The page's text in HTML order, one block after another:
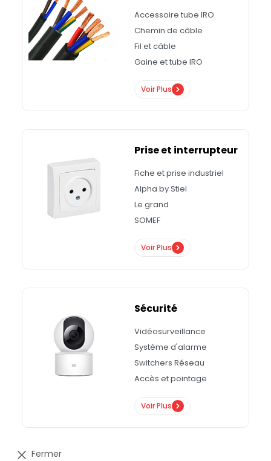
Accessoire tube IRO
Chemin de câble
Fil et câble
Gaine et tube IRO
Voir Plus
Prise et interrupteur
Fiche et prise industriel
Alpha by Stiel
Le grand
SOMEF
Voir Plus
Sécurité
Vidéosurveillance
Système d'alarme
Switchers Réseau
Accès et pointage
Voir Plus
Fermer